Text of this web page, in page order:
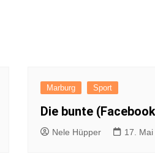
Marburg Sport
Die bunte
Nele Hüpper 17.